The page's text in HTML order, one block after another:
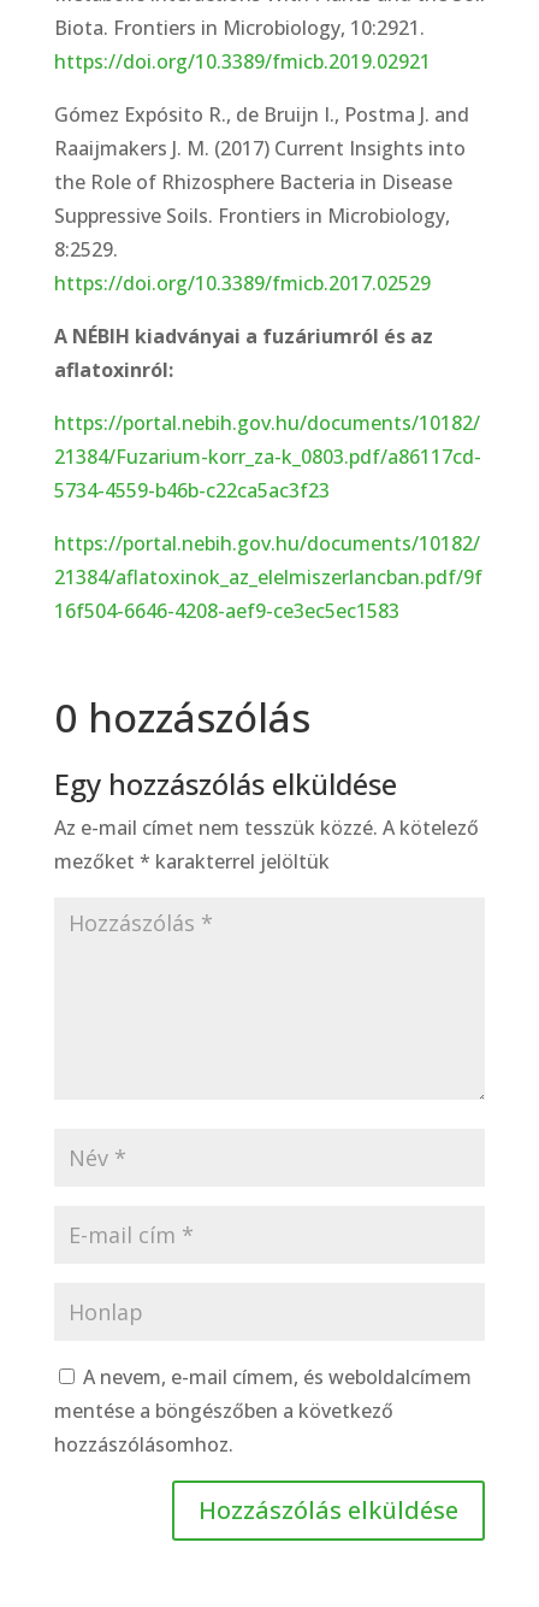
Biota. Frontiers in Microbiology, 10:2921.
https://doi.org/10.3389/fmicb.2019.02921
Gómez Expósito R., de Bruijn I., Postma J. and
Raaijmakers J. M. (2017) Current Insights into
the Role of Rhizosphere Bacteria in Disease
Suppressive Soils. Frontiers in Microbiology,
8:2529.
https://doi.org/10.3389/fmicb.2017.02529
A NÉBIH kiadványai a fuzáriumról és az
aflatoxinról:
https://portal.nebih.gov.hu/documents/10182/
21384/Fuzarium-korr_za-k_0803.pdf/a86117cd-
5734-4559-b46b-c22ca5ac3f23
https://portal.nebih.gov.hu/documents/10182/
21384/aflatoxinok_az_elelmiszerlancban.pdf/9f
16f504-6646-4208-aef9-ce3ec5ec1583
0 hozzászólás
Egy hozzászólás elküldése
Az e-mail címet nem tesszük közzé. A kötelező
mezőket * karakterrel jelöltük
A nevem, e-mail címem, és weboldalcímem
mentése a böngészőben a következő
hozzászólásomhoz.
Hozzászólás elküldése